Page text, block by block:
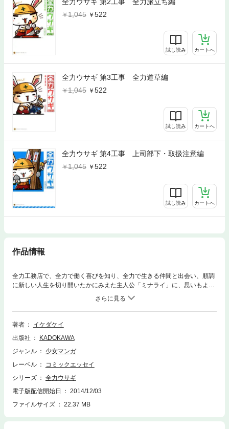
1,045
522
試し読み カートへ
全力ウサギ 第3工事 全力道草編
1,045
522
試し読み カートへ
全力ウサギ 第4工事 上司部下・取扱注意編
1,045
522
試し読み カートへ
作品情報
全力工務店で、全力で働く喜びを知り、全力で生きる仲間と出会い、順調
に新しい人生を切り開いたかにみえた主人公「ミナライ」に、思いもよら
ぬ試練がふりかかる！この試練を「ミナライ」は、はたして乗り越えるこ
著者
イケダケイ
出版社
KADOKAWA
ジャンル
少女マンガ
レーベル
コミックエッセイ
シリーズ
全力ウサギ
電子版配信開始日
2014/12/03
ファイルサイズ
22.37 MB